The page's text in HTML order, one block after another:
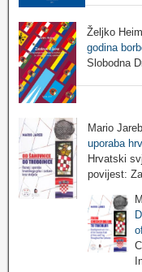
Željko
godina
Slobodna
Mario
uporaba
Hrvatski
povijest: